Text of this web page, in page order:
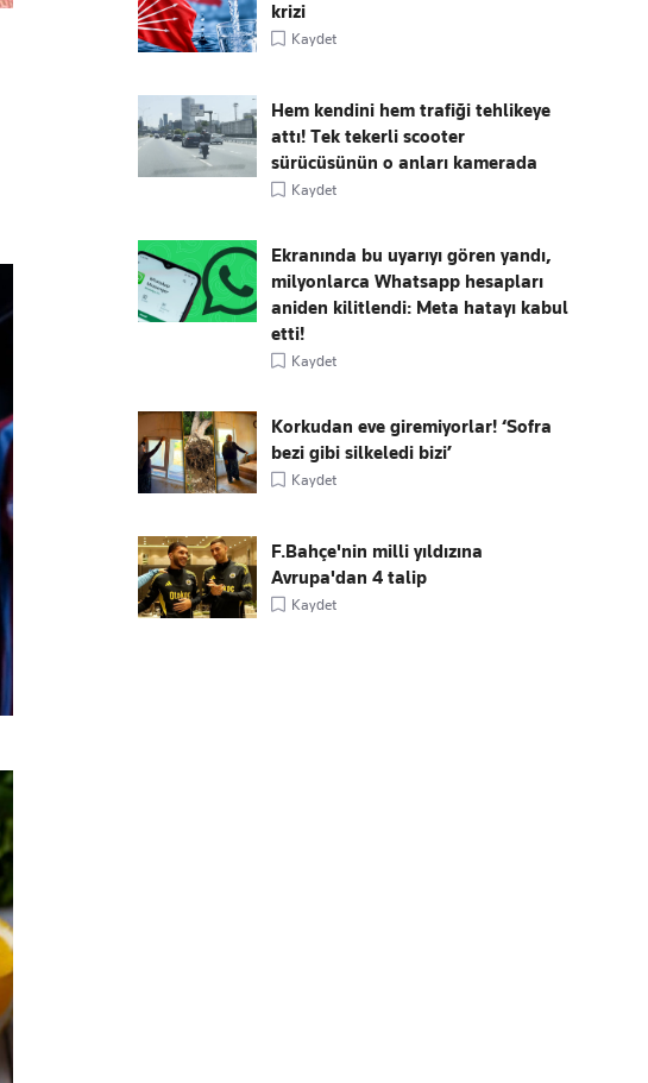
krizi
Kaydet
Hem kendini hem trafiği tehlikeye
attı! Tek tekerli scooter
sürücüsünün o anları kamerada
Kaydet
Ekranında bu uyarıyı gören yandı,
milyonlarca Whatsapp hesapları
aniden kilitlendi: Meta hatayı kabul
etti!
Kaydet
Korkudan eve giremiyorlar! ‘Sofra
bezi gibi silkeledi bizi’
Kaydet
F.Bahçe'nin milli yıldızına
Avrupa'dan 4 talip
Kaydet